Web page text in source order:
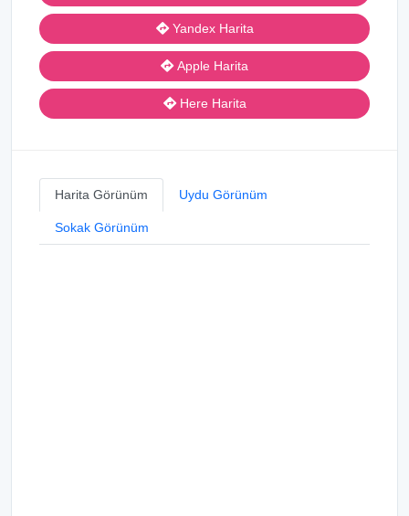
Yandex Harita
Apple Harita
Here Harita
Harita Görünüm Uydu Görünüm
Sokak Görünüm